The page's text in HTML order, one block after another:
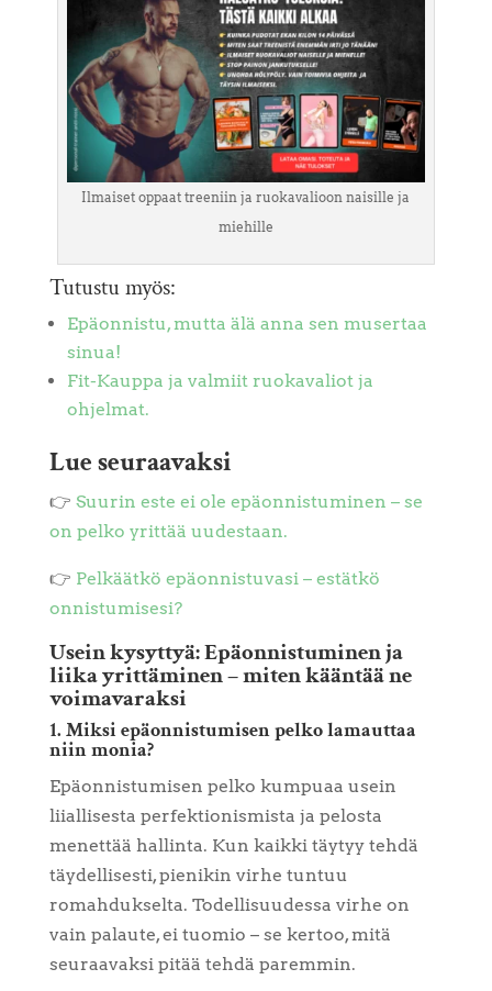
Ilmaiset oppaat treeniin ja ruokavalioon naisille ja
miehille
Tutustu myös:
Epäonnistu, mutta älä anna sen musertaa
sinua!
Fit-Kauppa ja valmiit ruokavaliot ja
ohjelmat.
Lue seuraavaksi
👉 Suurin este ei ole epäonnistuminen – se
on pelko yrittää uudestaan.
👉 Pelkäätkö epäonnistuvasi – estätkö
onnistumisesi?
Usein kysyttyä: Epäonnistuminen ja
liika yrittäminen – miten kääntää ne
voimavaraksi
1. Miksi epäonnistumisen pelko lamauttaa
niin monia?
Epäonnistumisen pelko kumpuaa usein
liiallisesta perfektionismista ja pelosta
menettää hallinta. Kun kaikki täytyy tehdä
täydellisesti, pienikin virhe tuntuu
romahdukselta. Todellisuudessa virhe on
vain palaute, ei tuomio – se kertoo, mitä
seuraavaksi pitää tehdä paremmin.